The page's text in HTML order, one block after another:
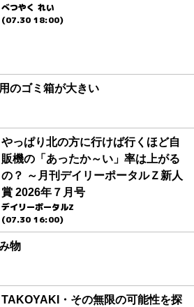
べつやく れい
(07.30 18:00)
のゴミ箱が大きい
やっぱり北の方に行けば行くほど自
販機の「あったか～い」率は上がる
の？ ～月刊デイリーポータルＺ新人
賞 2026年７月号
デイリーポータルZ
(07.30 16:00)
物
TAKOYAKI・その無限の可能性を探